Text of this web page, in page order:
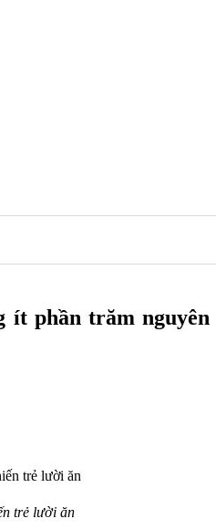
ít phần trăm
trẻ lười ăn